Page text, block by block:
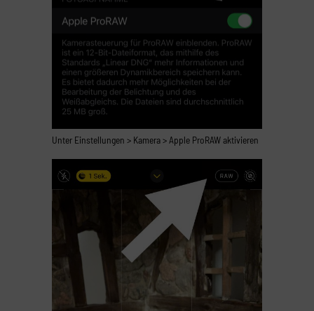
Unter Einstellungen > Kamera > Apple ProRAW aktivieren